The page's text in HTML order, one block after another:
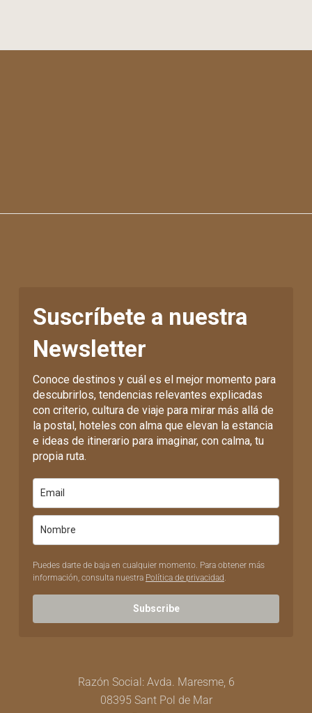
Suscríbete a nuestra
Newsletter
Conoce destinos y cuál es el mejor momento para
descubrirlos, tendencias relevantes explicadas
con criterio, cultura de viaje para mirar más allá de
la postal, hoteles con alma que elevan la estancia
e ideas de itinerario para imaginar, con calma, tu
propia ruta.
Puedes darte de baja en cualquier momento. Para obtener más
información, consulta nuestra Política de privacidad.
Subscribe
Razón Social: Avda. Maresme, 6
08395 Sant Pol de Mar